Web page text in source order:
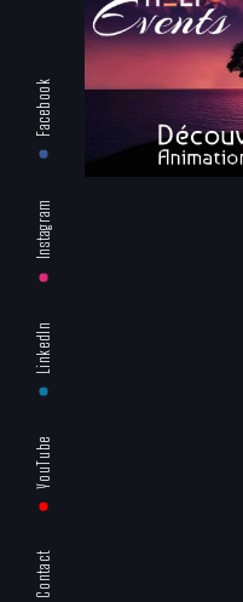
Contact
YouTube
LinkedIn
Instagram
Facebook